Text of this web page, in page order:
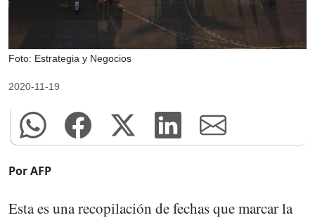
Foto: Estrategia y Negocios
2020-11-19
Por AFP
Esta es una recopilación de fechas que marcar la